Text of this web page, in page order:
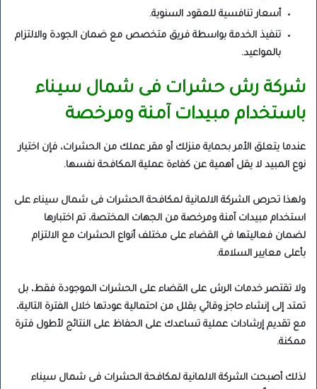
أسعار تنافسية للعقود السنوية.
تنفيذ الخدمة بواسطة فريق متخصص مع ضمان الجودة والالتزام
بالمواعيد.
شركة رش حشرات فى شمال سيناء
باستخدام مبيدات آمنة ومرخصة
عندما يتعلق الأمر بحماية منزلك أو مقر عملك من الحشرات، فإن اختيار
نوع المبيد لا يقل أهمية عن كفاءة عملية المكافحة نفسها.
ولهذا تحرص الشركة الالمانية لمكافحة الحشرات فى شمال سيناء على
استخدام مبيدات آمنة ومرخصة من الجهات المختصة، تم اختبارها
لضمان فعاليتها في القضاء على مختلف أنواع الحشرات مع الالتزام
بأعلى معايير السلامة.
ولا تقتصر خدمات الرش على القضاء على الحشرات الموجودة فقط، بل
تمتد إلى إنشاء حاجز وقائي يقلل من احتمالية عودتها خلال الفترة التالية،
مع تقديم إرشادات عملية تساعدك على الحفاظ على النتائج لأطول فترة
ممكنة.
لذلك أصبحت الشركة الالمانية لمكافحة الحشرات فى شمال سيناء